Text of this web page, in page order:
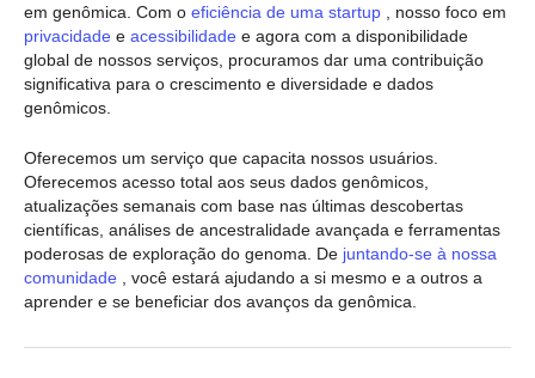
em genômica. Com o eficiência de uma startup , nosso foco em
privacidade e acessibilidade e agora com a disponibilidade
global de nossos serviços, procuramos dar uma contribuição
significativa para o crescimento e diversidade e dados
genômicos.
Oferecemos um serviço que capacita nossos usuários.
Oferecemos acesso total aos seus dados genômicos,
atualizações semanais com base nas últimas descobertas
científicas, análises de ancestralidade avançada e ferramentas
poderosas de exploração do genoma. De juntando-se à nossa
comunidade , você estará ajudando a si mesmo e a outros a
aprender e se beneficiar dos avanços da genômica.